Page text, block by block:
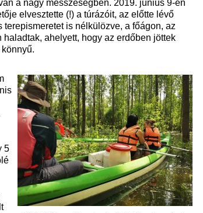
a nagy messzeségben. 2019. június 9-én
elvesztette (!) a túrázóit, az előtte lévő
is nélkülözve, a főágon, az
ahelyett, hogy az erdőben jöttek
5